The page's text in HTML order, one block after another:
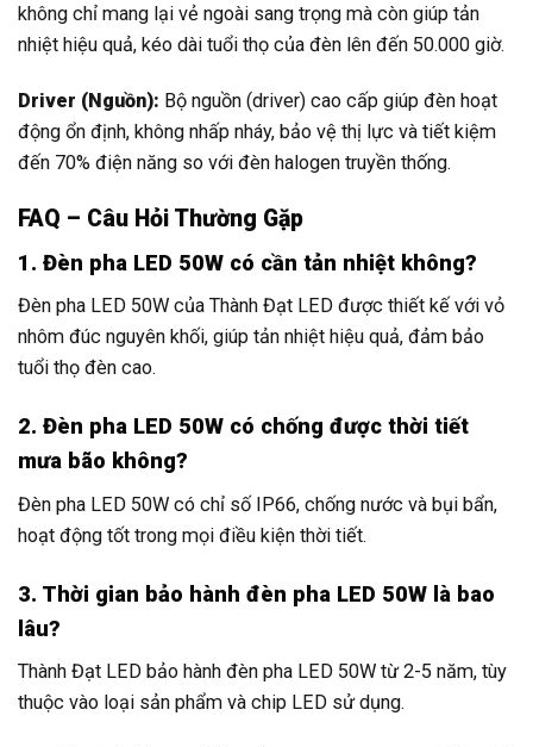
không chỉ mang lại vẻ ngoài sang trọng mà còn giúp tản
nhiệt hiệu quả, kéo dài tuổi thọ của đèn lên đến 50.000 giờ.
Driver (Nguồn): Bộ nguồn (driver) cao cấp giúp đèn hoạt
động ổn định, không nhấp nháy, bảo vệ thị lực và tiết kiệm
đến 70% điện năng so với đèn halogen truyền thống.
FAQ – Câu Hỏi Thường Gặp
1. Đèn pha LED 50W có cần tản nhiệt không?
Đèn pha LED 50W của Thành Đạt LED được thiết kế với vỏ
nhôm đúc nguyên khối, giúp tản nhiệt hiệu quả, đảm bảo
tuổi thọ đèn cao.
2. Đèn pha LED 50W có chống được thời tiết
mưa bão không?
Đèn pha LED 50W có chỉ số IP66, chống nước và bụi bẩn,
hoạt động tốt trong mọi điều kiện thời tiết.
3. Thời gian bảo hành đèn pha LED 50W là bao
lâu?
Thành Đạt LED bảo hành đèn pha LED 50W từ 2-5 năm, tùy
thuộc vào loại sản phẩm và chip LED sử dụng.